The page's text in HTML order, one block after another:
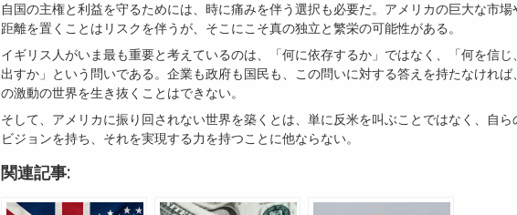
自国の主権と利益を守るためには、時に痛みを伴う選択も必要だ。アメリカの巨大な市場
距離を置くことはリスクを伴うが、そこにこそ真の独立と繁栄の可能性がある。
イギリス人がいま最も重要と考えているのは、「何に依存するか」ではなく、「何を信じ
出すか」という問いである。企業も政府も国民も、この問いに対する答えを持たなければ
の激動の世界を生き抜くことはできない。
そして、アメリカに振り回されない世界を築くとは、単に反米を叫ぶことではなく、自ら
ビジョンを持ち、それを実現する力を持つことに他ならない。
関連記事: